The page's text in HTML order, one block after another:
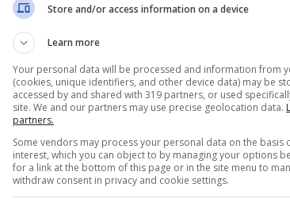
due.Più di 20 milioni di giocatori
l’Interregno, chi a piedi, chi in
Miyazaki, il game director, e tutto il suo
di gioco. L’interesse sul titolo però, aveva
sul mercato. I motivi erano i più
presagire un lavoro di tutto rispetto,
acquisita coiSouls a un nuovo
Store and/or access information on a device
Learn more
Your personal data will be processed and information from
(cookies, unique identifiers, and other device data) may be
accessed by and shared with 319 partners, or used
site. We and our partners may use precise geolocation data.
partners.
Some vendors may process your personal data on the basis
interest, which you can object to by managing your options
for a link at the bottom of this page or in the site menu to
withdraw consent in privacy and cookie settings.